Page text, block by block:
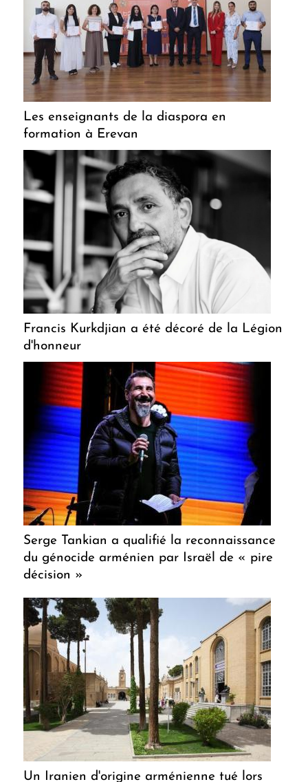
Les enseignants de la diaspora en
formation à Erevan
Francis Kurkdjian a été décoré de la Légion
d'honneur
Serge Tankian a qualifié la reconnaissance
du génocide arménien par Israël de « pire
décision »
Un Iranien d'origine arménienne tué lors